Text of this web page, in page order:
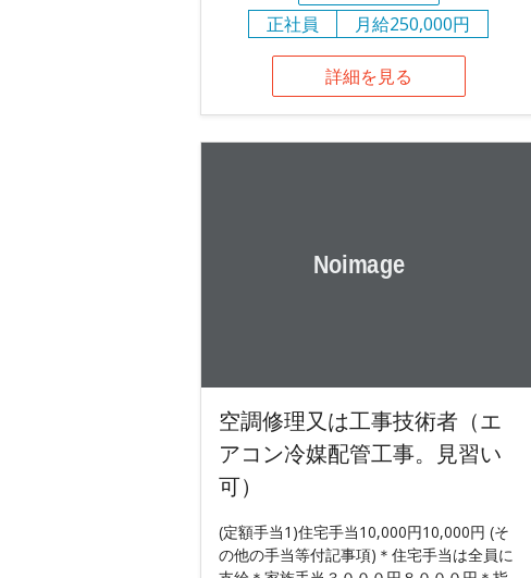
正社員
月給250,000円
詳細を見る
空調修理又は工事技術者（エ
アコン冷媒配管工事。見習い
可）
(定額手当1)住宅手当10,000円10,000円 (そ
の他の手当等付記事項)＊住宅手当は全員に